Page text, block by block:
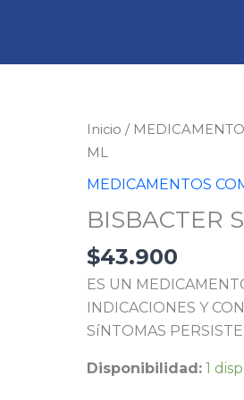
Inicio /
ML
MEDICAMENTOS
BISBACTER
$43.900
ES UN
INDICACIONES Y
SíNTOMAS
Disponibilidad: 1
BISBACTER
SUSPENSION
120
cantidad